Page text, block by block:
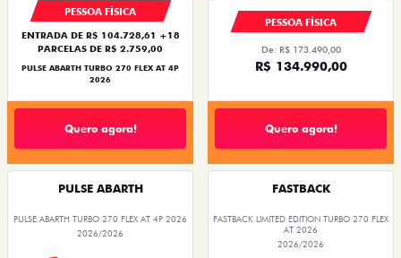
PESSOA FÍSICA
ENTRADA DE R$ 104.728,61 +18
PARCELAS DE R$ 2.759,00
PULSE ABARTH TURBO 270 FLEX AT 4P
2026
Quero agora!
PESSOA FÍSICA
De: R$ 173.490,00
R$ 134.990,00
Quero agora!
PULSE ABARTH
PULSE ABARTH TURBO 270 FLEX AT 4P 2026
2026/2026
FASTBACK
FASTBACK LIMITED EDITION TURBO 270 FLEX
AT 2026
2026/2026